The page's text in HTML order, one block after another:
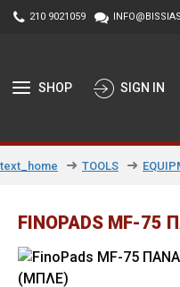
210 9021059
SHOP SIGN IN
text_home TOOLS
FINOPADS MF-